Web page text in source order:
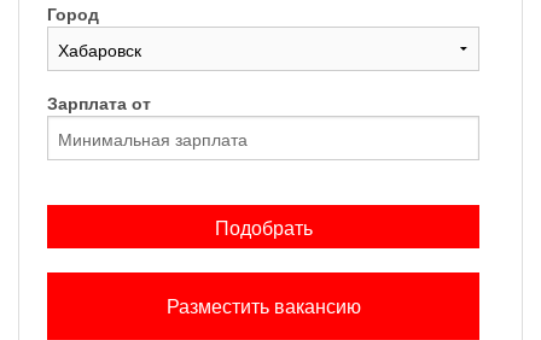
Город
Зарплата от
Подобрать
Разместить вакансию